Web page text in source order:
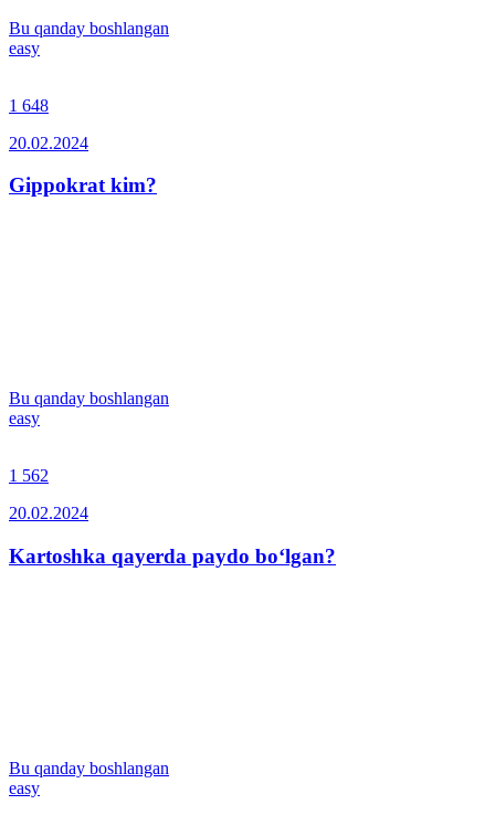
Bu qanday boshlangan
easy
1 648
20.02.2024
Gippokrat kim?
Bu qanday boshlangan
easy
1 562
20.02.2024
Kartoshka qayerda paydo bo‘lgan?
Bu qanday boshlangan
easy